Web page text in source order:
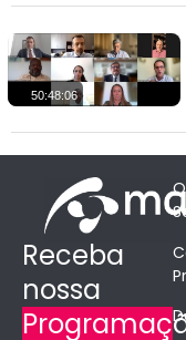
50:48:06
Receba
nossa